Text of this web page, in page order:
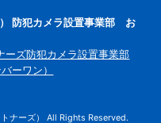
） 防犯カメラ設置事業部 お
ズ防犯カメラ設置事業部
ーワン）
ナーズ） All Rights Reserved.